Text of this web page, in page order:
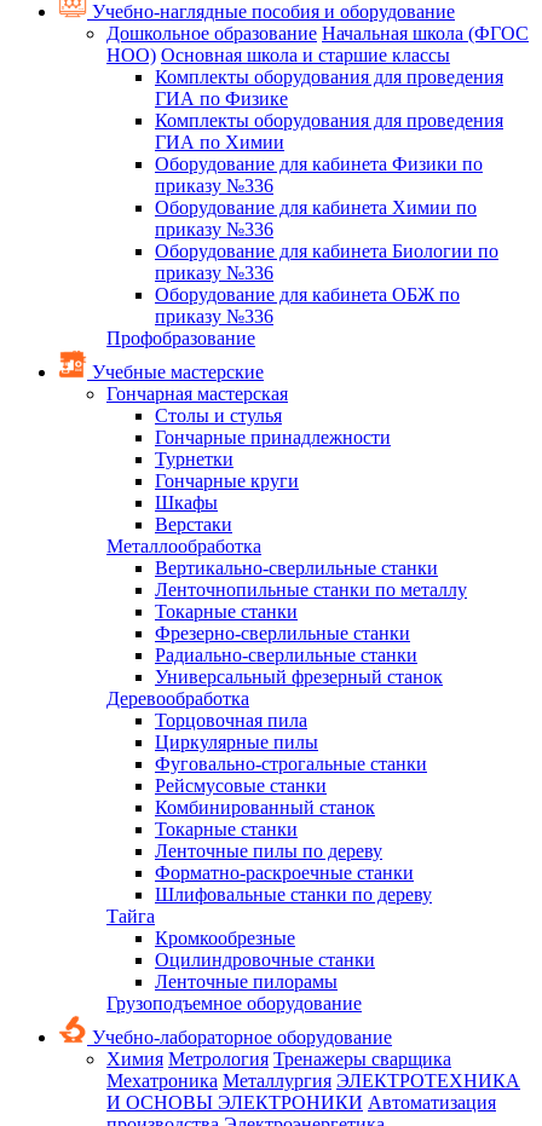
Учебно-наглядные пособия и оборудование
Дошкольное образование Начальная школа (ФГОС
НОО) Основная школа и старшие классы
Комплекты оборудования для проведения
ГИА по Физике
Комплекты оборудования для проведения
ГИА по Химии
Оборудование для кабинета Физики по
приказу №336
Оборудование для кабинета Химии по
приказу №336
Оборудование для кабинета Биологии по
приказу №336
Оборудование для кабинета ОБЖ по
приказу №336
Профобразование
Учебные мастерские
Гончарная мастерская
Столы и стулья
Гончарные принадлежности
Турнетки
Гончарные круги
Шкафы
Верстаки
Металлообработка
Вертикально-сверлильные станки
Ленточнопильные станки по металлу
Токарные станки
Фрезерно-сверлильные станки
Радиально-сверлильные станки
Универсальный фрезерный станок
Деревообработка
Торцовочная пила
Циркулярные пилы
Фуговально-строгальные станки
Рейсмусовые станки
Комбинированный станок
Токарные станки
Ленточные пилы по дереву
Форматно-раскроечные станки
Шлифовальные станки по дереву
Тайга
Кромкообрезные
Оцилиндровочные станки
Ленточные пилорамы
Грузоподъемное оборудование
Учебно-лабораторное оборудование
Химия Метрология Тренажеры сварщика
Мехатроника Металлургия ЭЛЕКТРОТЕХНИКА
И ОСНОВЫ ЭЛЕКТРОНИКИ Автоматизация